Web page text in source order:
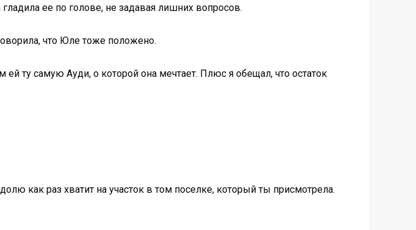
ее по голове, не задавая лишних вопросов.
что Юле тоже положено.
ту самую Ауди, о которой она мечтает. Плюс я обещал, что остаток
как раз хватит на участок в том поселке, который ты присмотрела.